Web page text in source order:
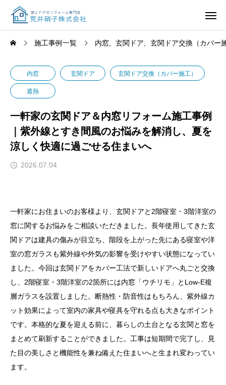
施工事例一覧 内窓 玄関ドア 玄関ドア交換（カバー
内窓 玄関ドア 玄関ドア交換（カバー施工）
遮熱
一軒家の玄関ドア＆内窓リフォーム施工事例
｜紫外線とすき間風のお悩みを解消し、夏を
涼しく快適に過ごせる住まいへ
2026.07.04
一軒家にお住まいのお客様より、玄関ドアと2階寝室・3階洋室の
窓に関するお悩みをご相談いただきました。長年使用してきた玄
関ドアは建具の傷みが目立ち、階段を上がった先にある寝室や洋
室の窓ガラスも紫外線や外気の影響を受けやすい状態になってい
ました。今回は玄関ドアをカバー工法で新しいドアへ丸ごと交換
し、2階寝室・3階洋室の2箇所には内窓「ウチリモ」とLow-E複
層ガラスを設置しました。断熱性・防音性はもちろん、紫外線カ
ット効果によって室内の家具や寝具を守れる点も大きなポイント
です。本格的な夏を迎える前に、暮らしの土台となる玄関と窓を
まとめて刷新することができました。工事は短期間で完了し、見
た目の美しさと機能性を兼ね備えた住まいへと生まれ変わってい
ます。